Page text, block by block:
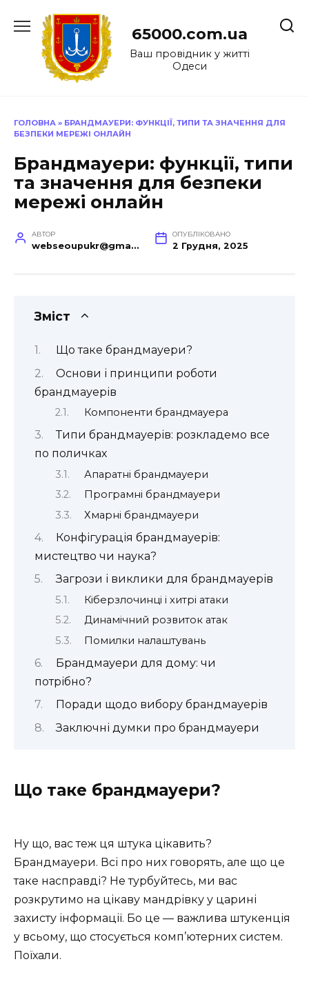
до
65000.com.ua
Ваш провідник у житті
Одеси
ГОЛОВНА » БРАНДМАУЕРИ: ФУНКЦІЇ, ТИПИ ТА ЗНАЧЕННЯ ДЛЯ
БЕЗПЕКИ МЕРЕЖІ ОНЛАЙН
Брандмауери: функції, типи
та значення для безпеки
мережі онлайн
АВТОР
webseoupukr@gmail.com
ОПУБЛІКОВАНО
2 Грудня, 2025
Зміст
Що таке брандмауери?
Основи і принципи роботи
брандмауерів
Компоненти брандмауера
Типи брандмауерів: розкладемо все
по поличках
Апаратні брандмауери
Програмні брандмауери
Хмарні брандмауери
Конфігурація брандмауерів:
мистецтво чи наука?
Загрози і виклики для брандмауерів
Кіберзлочинці і хитрі атаки
Динамічний розвиток атак
Помилки налаштувань
Брандмауери для дому: чи
потрібно?
Поради щодо вибору брандмауерів
Заключні думки про брандмауери
Що таке брандмауери?
Ну що, вас теж ця штука цікавить?
Брандмауери. Всі про них говорять, але що це
таке насправді? Не турбуйтесь, ми вас
розкрутимо на цікаву мандрівку у царині
захисту інформації. Бо це — важлива штукенція
у всьому, що стосується комп’ютерних систем.
Поїхали.